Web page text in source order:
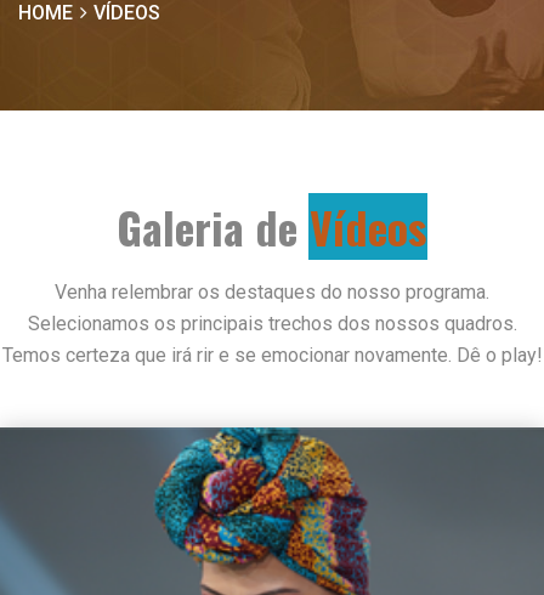
HOME VÍDEOS
Galeria de Vídeos
Venha relembrar os destaques do nosso programa.
Selecionamos os principais trechos dos nossos quadros.
Temos certeza que irá rir e se emocionar novamente. Dê o play!